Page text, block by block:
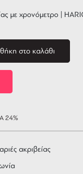
με χρονόμετρο |
στο καλάθι
24%
ακριβείας